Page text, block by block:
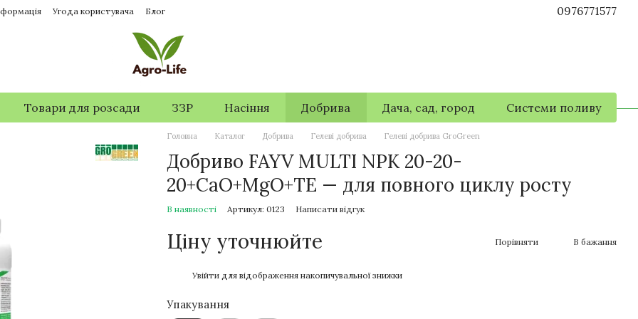
Угода користувача Блог 0976771577
Товари для розсади ЗЗР Насіння Добрива Дача, сад, город Системи поливу
Головна Каталог Добрива Гелеві добрива Гелеві добрива GroGreen
Добриво FAYV MULTI NPK 20-20-
20+CaO+MgO+TE — для повного циклу росту
В наявності Артикул: 0123 Написати відгук
Ціну уточнюйте Порівняти В бажання
Увійти для відображення накопичувальної знижки
Упакування